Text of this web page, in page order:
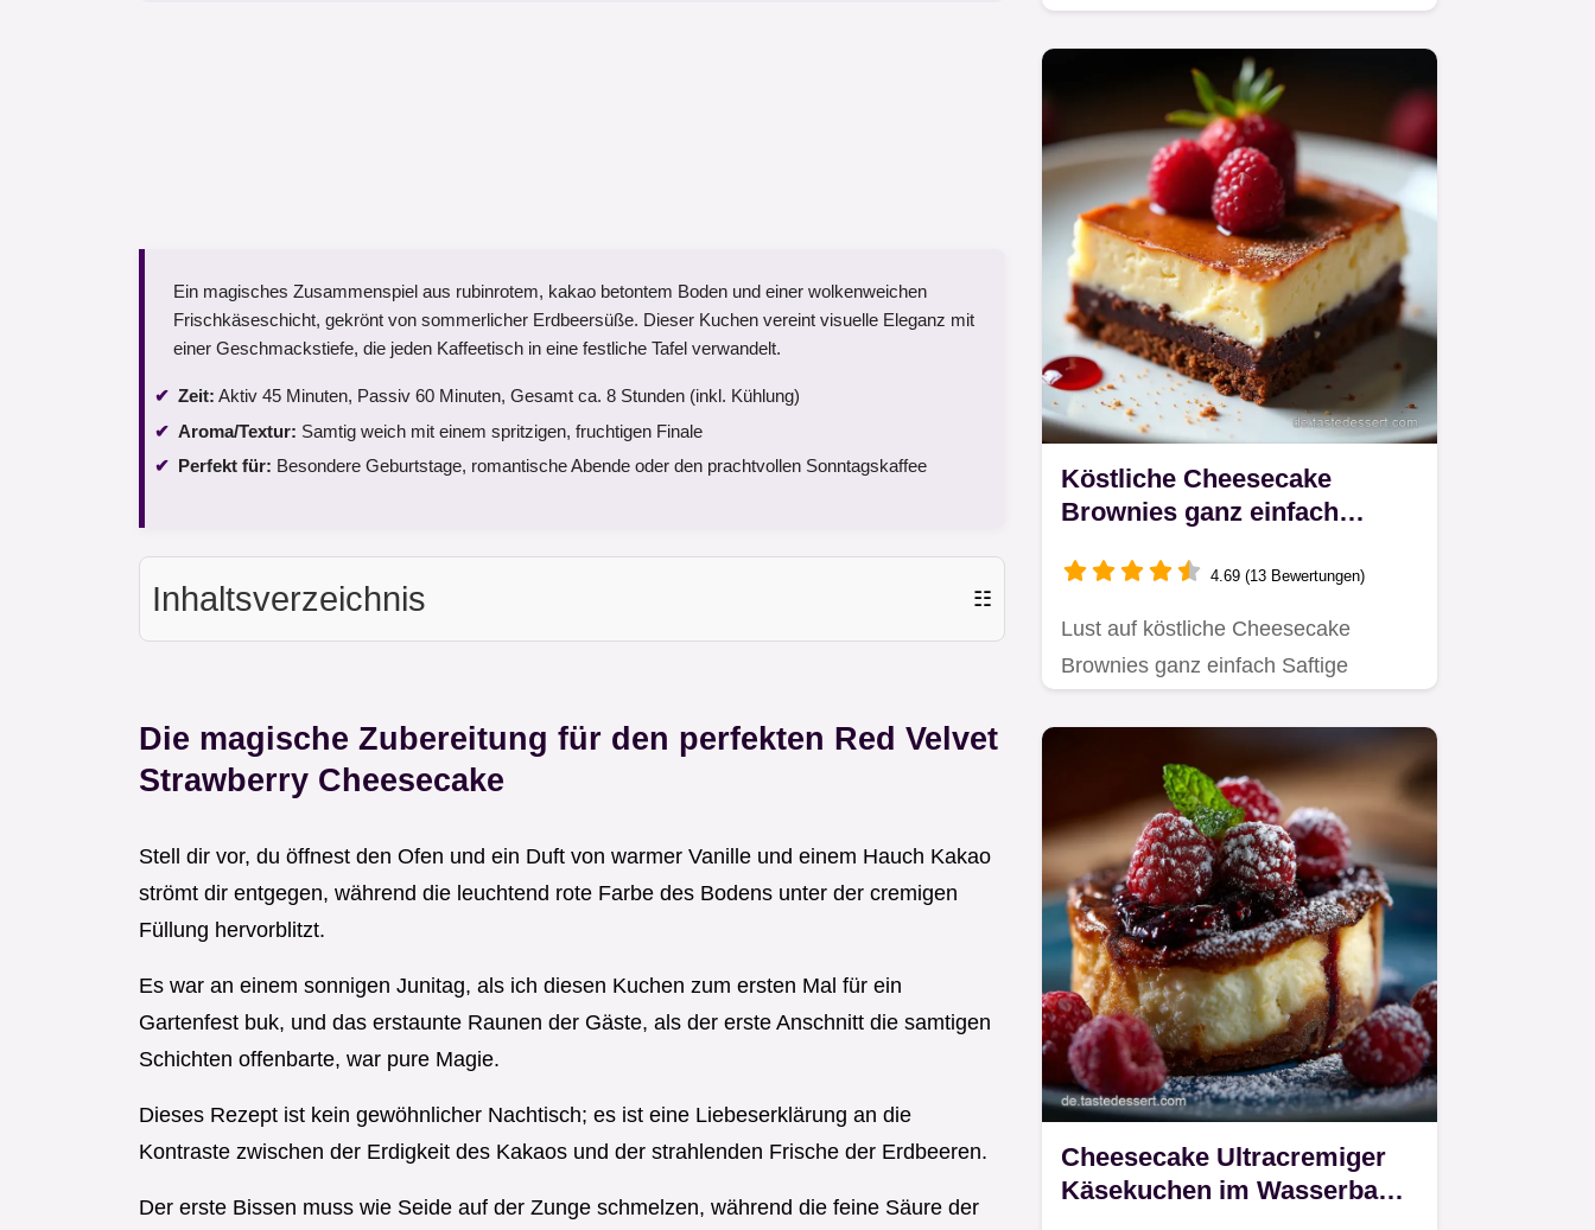
Ein magisches Zusammenspiel aus rubinrotem, kakao betontem Boden und einer wolkenweichen
Frischkäseschicht, gekrönt von sommerlicher Erdbeersüße. Dieser Kuchen vereint visuelle Eleganz mit
einer Geschmackstiefe, die jeden Kaffeetisch in eine festliche Tafel verwandelt.
Zeit: Aktiv 45 Minuten, Passiv 60 Minuten, Gesamt ca. 8 Stunden (inkl. Kühlung)
Aroma/Textur: Samtig weich mit einem spritzigen, fruchtigen Finale
Perfekt für: Besondere Geburtstage, romantische Abende oder den prachtvollen Sonntagskaffee
Inhaltsverzeichnis ☷
Die magische Zubereitung für den perfekten Red Velvet
Strawberry Cheesecake
Stell dir vor, du öffnest den Ofen und ein Duft von warmer Vanille und einem Hauch Kakao
strömt dir entgegen, während die leuchtend rote Farbe des Bodens unter der cremigen
Füllung hervorblitzt.
Es war an einem sonnigen Junitag, als ich diesen Kuchen zum ersten Mal für ein
Gartenfest buk, und das erstaunte Raunen der Gäste, als der erste Anschnitt die samtigen
Schichten offenbarte, war pure Magie.
Dieses Rezept ist kein gewöhnlicher Nachtisch; es ist eine Liebeserklärung an die
Kontraste zwischen der Erdigkeit des Kakaos und der strahlenden Frische der Erdbeeren.
Der erste Bissen muss wie Seide auf der Zunge schmelzen, während die feine Säure der
Köstliche Cheesecake
Brownies ganz einfach
4.69 (13 Bewertungen)
Lust auf köstliche Cheesecake
Brownies ganz einfach Saftige
Cheesecake Ultracremiger
Käsekuchen im Wasserbad